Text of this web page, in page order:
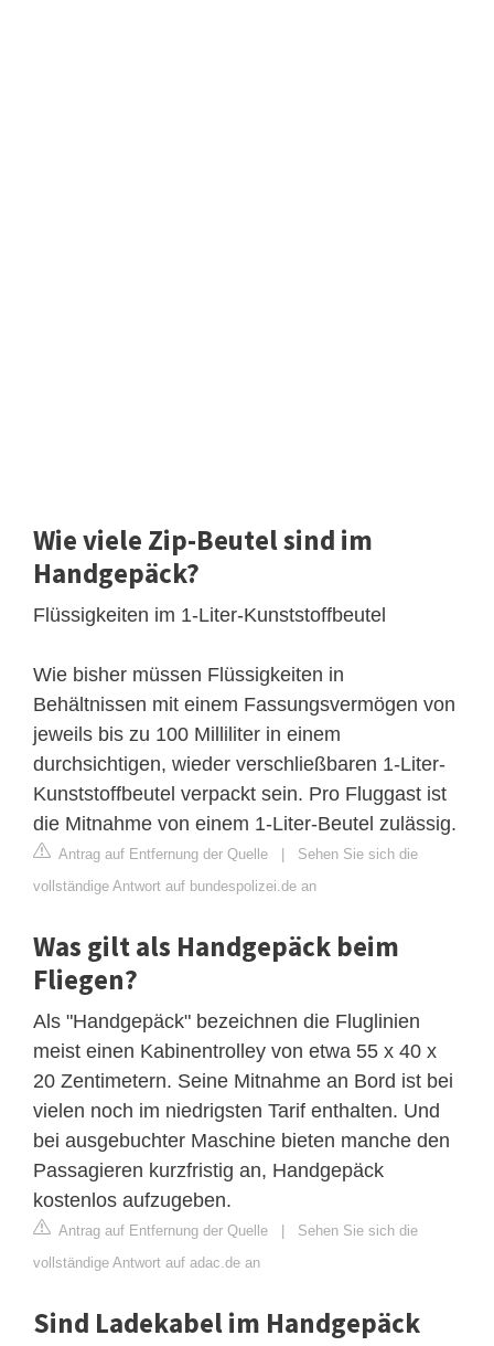
Wie viele Zip-Beutel sind im
Handgepäck?
Flüssigkeiten im 1-Liter-Kunststoffbeutel
Wie bisher müssen Flüssigkeiten in
Behältnissen mit einem Fassungsvermögen von
jeweils bis zu 100 Milliliter in einem
durchsichtigen, wieder verschließbaren 1-Liter-
Kunststoffbeutel verpackt sein. Pro Fluggast ist
die Mitnahme von einem 1-Liter-Beutel zulässig.
Antrag auf Entfernung der Quelle | Sehen Sie sich die
vollständige Antwort auf bundespolizei.de an
Was gilt als Handgepäck beim
Fliegen?
Als "Handgepäck" bezeichnen die Fluglinien
meist einen Kabinentrolley von etwa 55 x 40 x
20 Zentimetern. Seine Mitnahme an Bord ist bei
vielen noch im niedrigsten Tarif enthalten. Und
bei ausgebuchter Maschine bieten manche den
Passagieren kurzfristig an, Handgepäck
kostenlos aufzugeben.
Antrag auf Entfernung der Quelle | Sehen Sie sich die
vollständige Antwort auf adac.de an
Sind Ladekabel im Handgepäck